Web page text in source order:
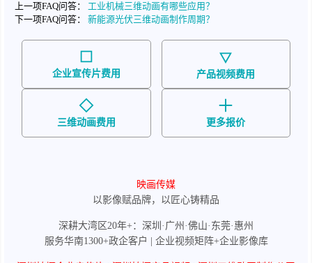
上一项FAQ问答： 工业机械三维动画有哪些应用？
下一项FAQ问答： 新能源光伏三维动画制作周期？
企业宣传片费用 产品视频费用
三维动画费用 更多报价
映画传媒
以影像赋品牌，以匠心铸精品
深耕大湾区20年+：深圳·广州·佛山·东莞·惠州
服务华南1300+政企客户 | 企业视频矩阵+企业影像库